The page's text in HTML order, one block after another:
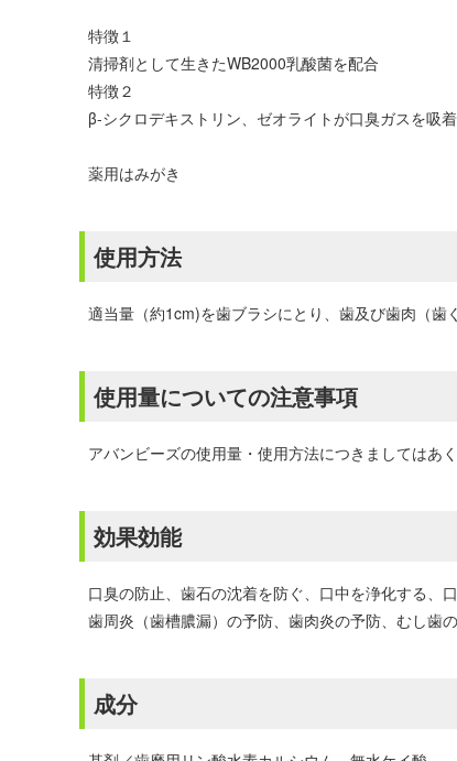
特徴１
清掃剤として生きたWB2000乳酸菌を配合
特徴２
β-シクロデキストリン、ゼオライトが口臭ガスを吸着
薬用はみがき
使用方法
適当量（約1cm)を歯ブラシにとり、歯及び歯肉（歯
使用量についての注意事項
アバンビーズの使用量・使用方法につきましてはあ
効果効能
口臭の防止、歯石の沈着を防ぐ、口中を浄化する、
歯周炎（歯槽膿漏）の予防、歯肉炎の予防、むし歯
成分